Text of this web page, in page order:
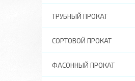
ТРУБНЫЙ ПРОКАТ
СОРТОВОЙ ПРОКАТ
ФАСОННЫЙ ПРОКАТ